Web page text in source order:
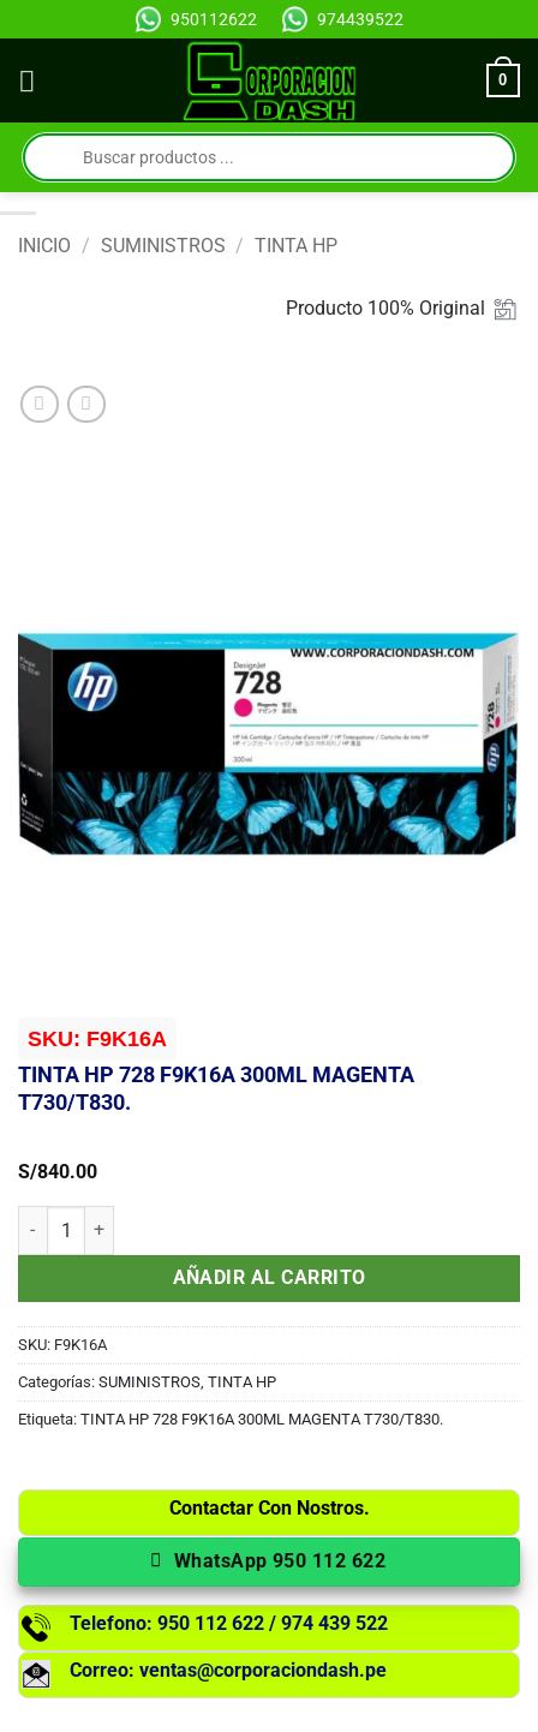
al
contenido
950112622 974439522
0
Búsqueda
de
productos
INICIO / SUMINISTROS / TINTA HP
Producto 100% Original
SKU: F9K16A
TINTA HP 728 F9K16A 300ML MAGENTA
T730/T830.
S/840.00
TINTA HP 728 F9K16A 300ML MAGENTA T730/T830. cantidad
AÑADIR AL CARRITO
SKU: F9K16A
Categorías: SUMINISTROS, TINTA HP
Etiqueta: TINTA HP 728 F9K16A 300ML MAGENTA T730/T830.
Contactar Con Nostros.
WhatsApp 950 112 622
Telefono: 950 112 622 / 974 439 522
Correo: ventas@corporaciondash.pe